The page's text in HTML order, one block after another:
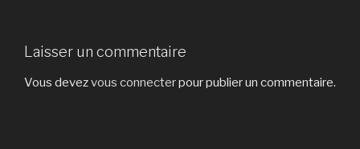
Laisser un commentaire
Vous devezvous connecterpour publier un commentaire.